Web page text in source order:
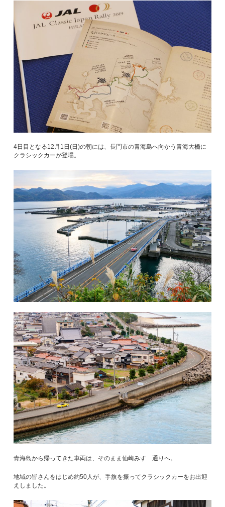
4日目となる12月1日(日)の朝には、長門市の青海島へ向かう青海大橋に
クラシックカーが登場。
青海島から帰ってきた車両は、そのまま仙崎みすゞ通りへ。
地域の皆さんをはじめ約50人が、手旗を振ってクラシックカーをお出迎
えしました。